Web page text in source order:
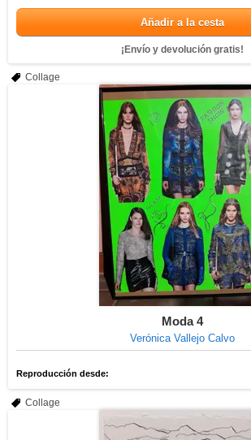
Añadir a la cesta
¡Envío y devolución gratis!
Collage
Moda 4
Verónica Vallejo Calvo
Reproducción desde:
Collage